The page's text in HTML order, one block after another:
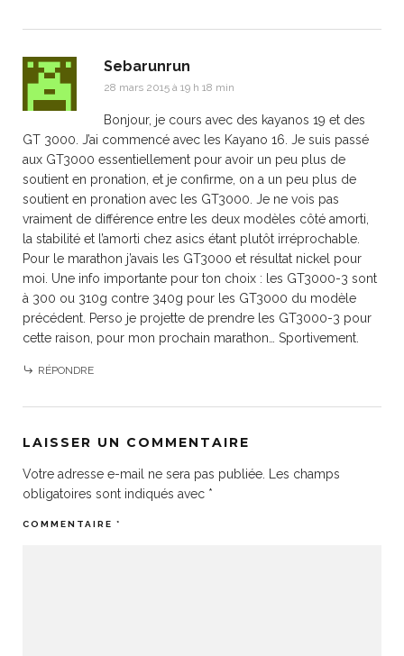
Sebarunrun
28 mars 2015 à 19 h 18 min
Bonjour, je cours avec des kayanos 19 et des
GT 3000. J’ai commencé avec les Kayano 16. Je suis passé
aux GT3000 essentiellement pour avoir un peu plus de
soutient en pronation, et je confirme, on a un peu plus de
soutient en pronation avec les GT3000. Je ne vois pas
vraiment de différence entre les deux modèles côté amorti,
la stabilité et l’amorti chez asics étant plutôt irréprochable.
Pour le marathon j’avais les GT3000 et résultat nickel pour
moi. Une info importante pour ton choix : les GT3000-3 sont
à 300 ou 310g contre 340g pour les GT3000 du modèle
précédent. Perso je projette de prendre les GT3000-3 pour
cette raison, pour mon prochain marathon… Sportivement.
RÉPONDRE
LAISSER UN COMMENTAIRE
Votre adresse e-mail ne sera pas publiée.
Les champs
obligatoires sont indiqués avec *
COMMENTAIRE *